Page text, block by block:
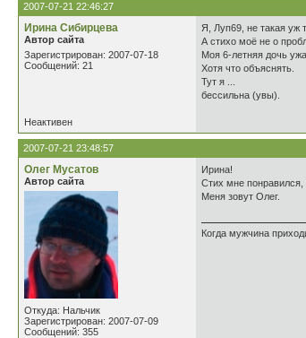
2007-07-21 22:46:27
Иринa Cибирцева
Автор сайта
Зарегистрирован: 2007-07-18
Сообщений: 21
Я, Луп69, не такая уж
А стихо моё не о
Моя 6-летняя дочь
Хотя что объяснять.
Тут я ...
бессильна (увы).
Неактивен
2007-07-21 23:48:57
Олег Мусатов
Автор сайта
Откуда: Нальчик
Зарегистрирован: 2007-07-09
Сообщений: 355
Ирина!
Стих мне понравился,
Меня зовут Олег.
Когда мужчина